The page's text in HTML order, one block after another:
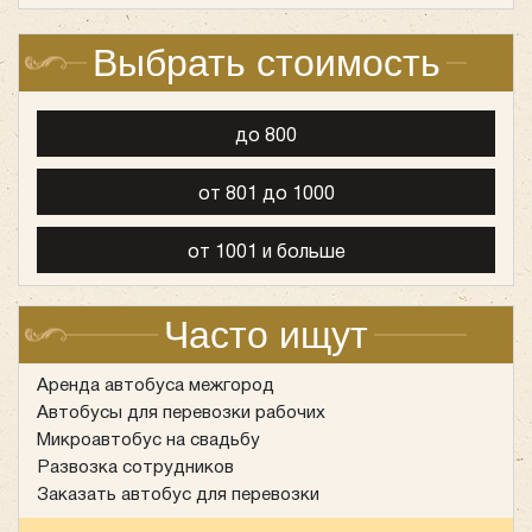
Выбрать стоимость
до 800
от 801 до 1000
от 1001 и больше
Часто ищут
Аренда автобуса межгород
Автобусы для перевозки рабочих
Микроавтобус на свадьбу
Развозка сотрудников
Заказать автобус для перевозки
Количество мест:
Цена от: 2200 руб/час
Mercedes Sprinter VIP Свадебный